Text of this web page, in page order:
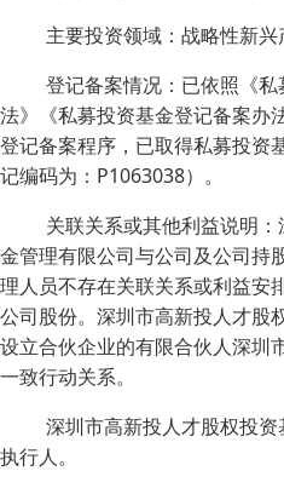
主要投资领域：战略性新兴
登记备案情况：已依照《
法》《私募投资基金登记备案办
登记备案程序，已取得私募投资
记编码为：P1063038）。
关联关系或其他利益说明
金管理有限公司与公司及公司持
理人员不存在关联关系或利益安
公司股份。深圳市高新投人才股
设立合伙企业的有限合伙人深圳
一致行动关系。
深圳市高新投人才股权投
执行人。